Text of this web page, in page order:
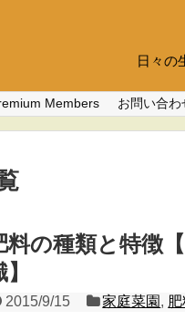
日々の
Members お問い合わ
料の種類と特徴
2015/9/15 家庭菜園 ,